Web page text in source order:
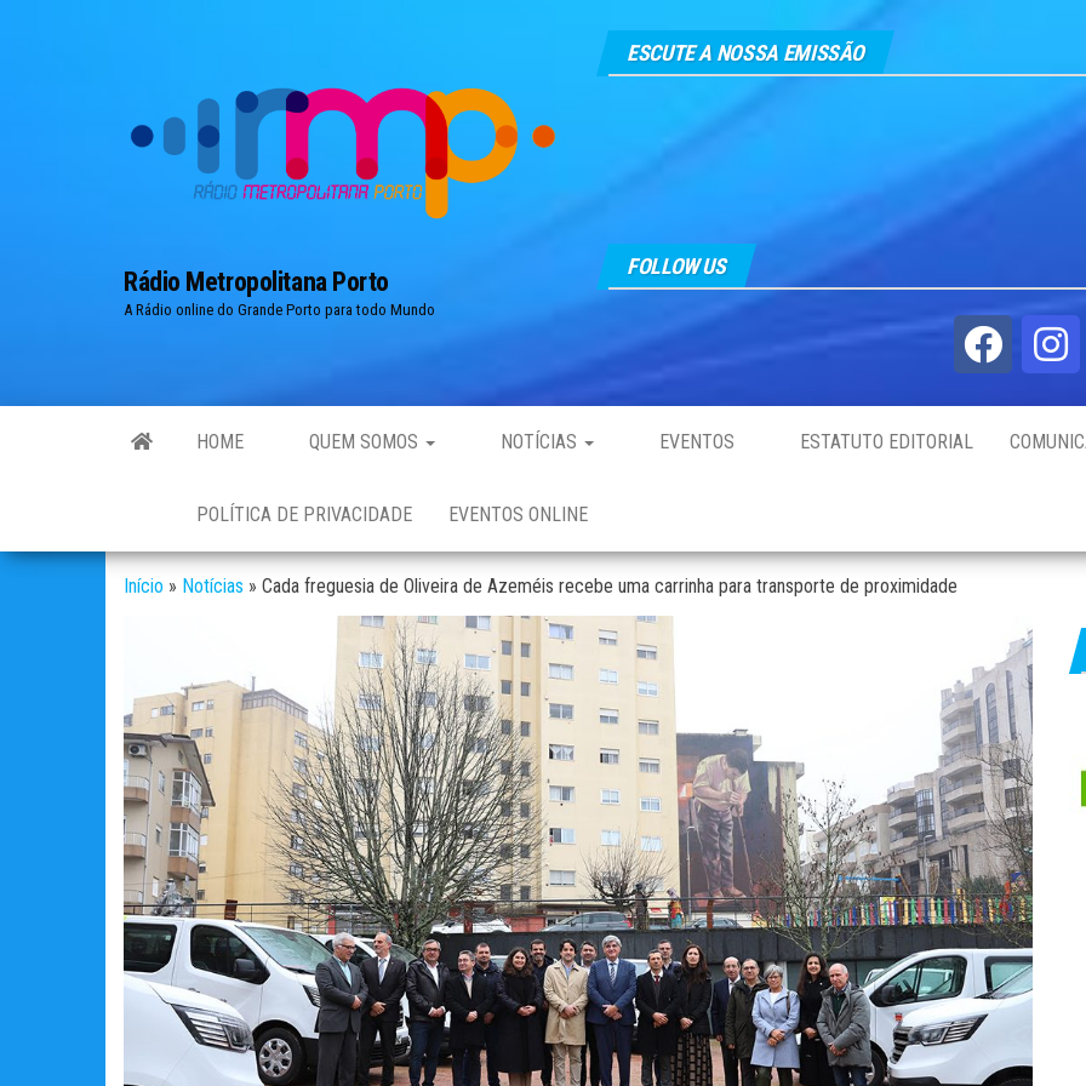
Rádio Metropolitana Porto
A Rádio online do Grande Porto para todo Mundo
ESCUTE A NOSSA EMISSÃO
FOLLOW US
HOME QUEM SOMOS NOTÍCIAS EVENTOS ESTATUTO EDITORIAL
POLÍTICA DE PRIVACIDADE EVENTOS ONLINE
Início » Notícias » Cada freguesia de Oliveira de Azeméis recebe uma carrinha para transporte de proximidade